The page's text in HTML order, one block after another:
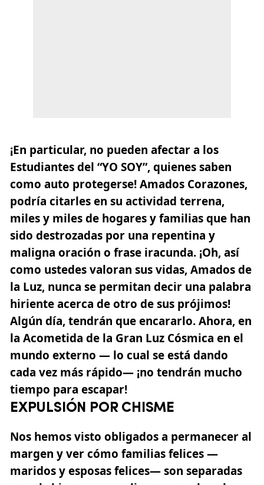
¡En particular, no pueden afectar a los
Estudiantes del “YO SOY”, quienes saben
como auto protegerse! Amados Corazones,
podría citarles en su actividad terrena,
miles y miles de hogares y familias que han
sido destrozadas por una repentina y
maligna oración o frase iracunda. ¡Oh, así
como ustedes valoran sus vidas, Amados de
la Luz, nunca se permitan decir una palabra
hiriente acerca de otro de sus prójimos!
Algún día, tendrán que encararlo. Ahora, en
la Acometida de la Gran Luz Cósmica en el
mundo externo — lo cual se está dando
cada vez más rápido— ¡no tendrán mucho
tiempo para escapar!
EXPULSIÓN POR CHISME
Nos hemos visto obligados a permanecer al
margen y ver cómo familias felices —
maridos y esposas felices— son separadas